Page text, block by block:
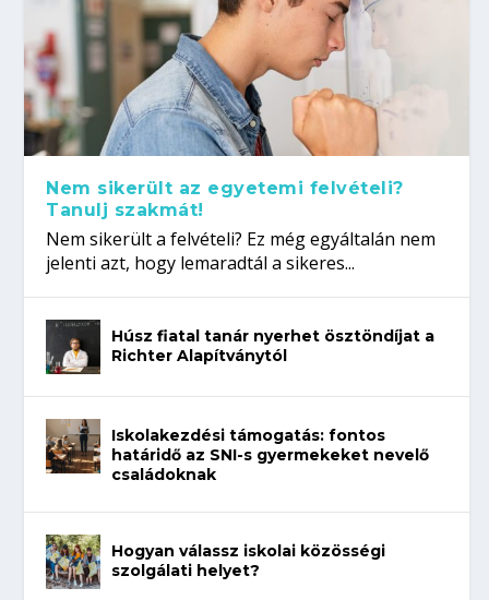
Nem sikerült az egyetemi felvételi?
Tanulj szakmát!
Nem sikerült a felvételi? Ez még egyáltalán nem
jelenti azt, hogy lemaradtál a sikeres...
Húsz fiatal tanár nyerhet ösztöndíjat a
Richter Alapítványtól
Iskolakezdési támogatás: fontos
határidő az SNI-s gyermekeket nevelő
családoknak
Hogyan válassz iskolai közösségi
szolgálati helyet?